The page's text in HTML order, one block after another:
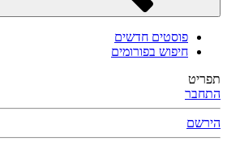
פוסטים חדשים
חיפוש בפורומים
תפריט
התחבר
הירשם